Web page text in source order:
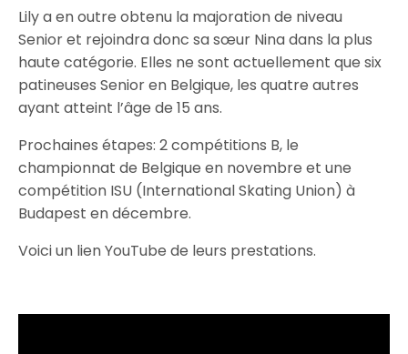
Lily a en outre obtenu la majoration de niveau
Senior et rejoindra donc sa sœur Nina dans la plus
haute catégorie. Elles ne sont actuellement que six
patineuses Senior en Belgique, les quatre autres
ayant atteint l’âge de 15 ans.
Prochaines étapes: 2 compétitions B, le
championnat de Belgique en novembre et une
compétition ISU (International Skating Union) à
Budapest en décembre.
Voici un lien YouTube de leurs prestations.